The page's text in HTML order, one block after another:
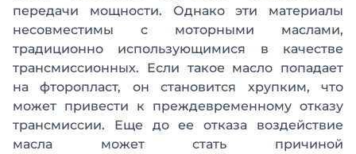
передачи мощности. Однако эти материалы
несовместимы с моторными маслами,
традиционно использующимися в качестве
трансмиссионных. Если такое масло попадает
на фторопласт, он становится хрупким, что
может привести к преждевременному отказу
трансмиссии. Еще до ее отказа воздействие
масла может стать причиной